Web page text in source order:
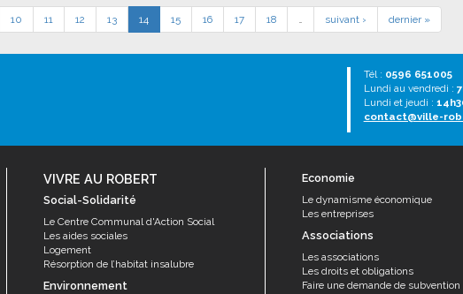
10 11 12 13 14 15 16 17 18 suivant › dernier »
Tél : 0596 651005
Lundi au vendredi :
Lundi et jeudi :
contact@ville-
VIVRE AU ROBERT
Social-Solidarité
Le Centre Communal d'Action Social
Les aides sociales
Logement
Résorption de l’habitat insalubre
Environnement
Economie
Le dynamisme économique
Les entreprises
Associations
Les associations
Les droits et obligations
Faire une demande de subvention